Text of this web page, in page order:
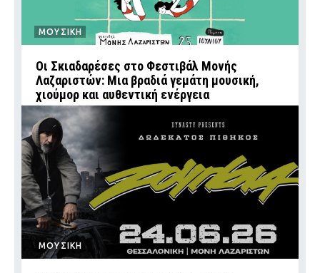
ΜΟΥΣΙΚΗ
Οι Σκιαδαρέσες στο Φεστιβάλ Μονής
Λαζαριστών: Μια βραδιά γεμάτη μουσική,
χιούμορ και αυθεντική ενέργεια
ΜΟΥΣΙΚΗ